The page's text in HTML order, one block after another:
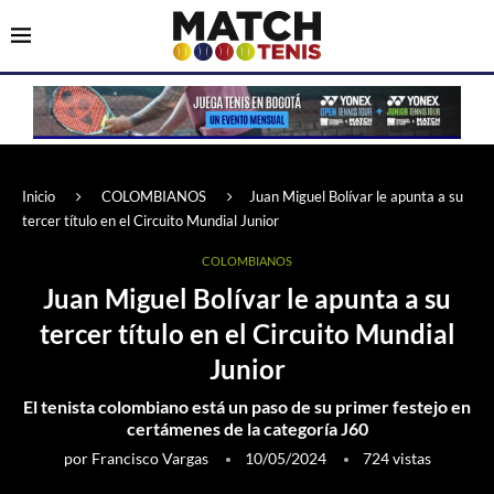
Inicio COLOMBIANOS
Juan Miguel Bolívar le apunta a su
tercer título en el Circuito Mundial Junior
COLOMBIANOS
Juan Miguel Bolívar le apunta a su
tercer título en el Circuito Mundial
Junior
El tenista colombiano está un paso de su primer festejo en
certámenes de la categoría J60
por Francisco Vargas 10/05/2024 724vistas